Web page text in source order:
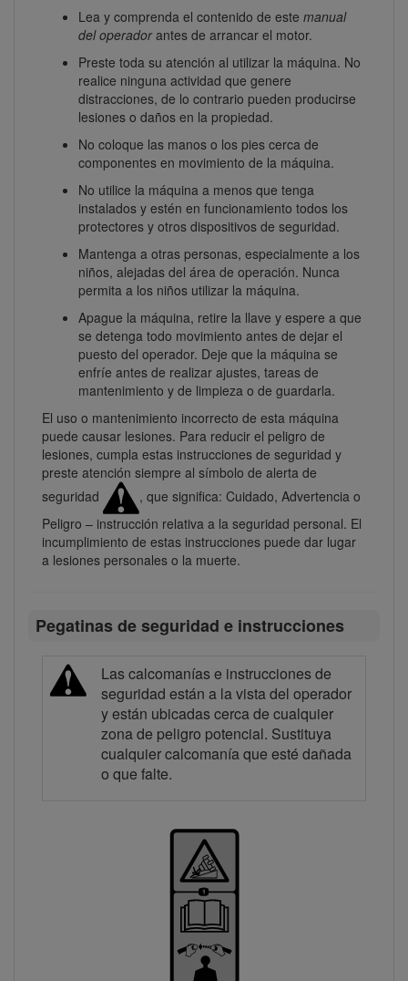
Lea y comprenda el contenido de este manual
del operadorantes de arrancar el motor.
Preste toda su atención al utilizar la máquina. No
realice ninguna actividad que genere
distracciones, de lo contrario pueden producirse
lesiones o daños en la propiedad.
No coloque las manos o los pies cerca de
componentes en movimiento de la máquina.
No utilice la máquina a menos que tenga
instalados y estén en funcionamiento todos los
protectores y otros dispositivos de seguridad.
Mantenga a otras personas, especialmente a los
niños, alejadas del área de operación. Nunca
permita a los niños utilizar la máquina.
Apague la máquina, retire la llave y espere a que
se detenga todo movimiento antes de dejar el
puesto del operador. Deje que la máquina se
enfríe antes de realizar ajustes, tareas de
mantenimiento y de limpieza o de guardarla.
El uso o mantenimiento incorrecto de esta máquina
puede causar lesiones. Para reducir el peligro de
lesiones, cumpla estas instrucciones de seguridad y
preste atención siempre al símbolo de alerta de
seguridad
, que significa: Cuidado, Advertencia o
Peligro – instrucción relativa a la seguridad personal. El
incumplimiento de estas instrucciones puede dar lugar
a lesiones personales o la muerte.
Pegatinas de seguridad e instrucciones
Las calcomanías e instrucciones de
seguridad están a la vista del operador
y están ubicadas cerca de cualquier
zona de peligro potencial. Sustituya
cualquier calcomanía que esté dañada
o que falte.